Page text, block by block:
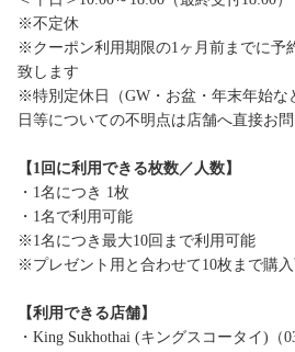
※不定休
※クーポン利用期限の1ヶ月前までに予
致します
※特別定休日（GW・お盆・年末年始な
日等についての不明点は店舗へ直接お
【1回に利用できる枚数／人数】
・1名につき 1枚
・1名で利用可能
※1名につき最大10回まで利用可能
※プレゼント用と合わせて10枚まで購
【利用できる店舗】
・King Sukhothai (キングスコータイ)（